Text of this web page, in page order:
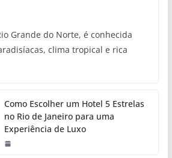
Grande do Norte, é conhecida
clima tropical e rica
Como Escolher um Hotel 5 Estrelas
no Rio de Janeiro para uma
Experiência de Luxo